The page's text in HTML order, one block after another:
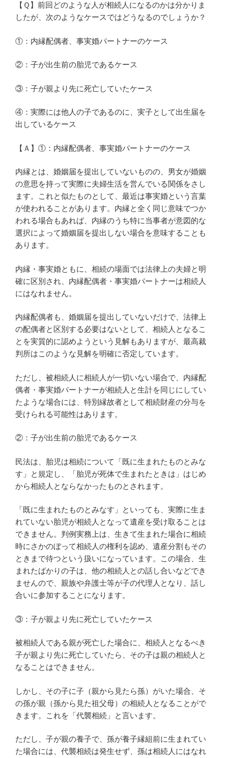
【Ｑ】前回どのような人が相続人になるのかは分かりま
したが、次のようなケースではどうなるのでしょうか？
①：内縁配偶者、事実婚パートナーのケース
②：子が出生前の胎児であるケース
③：子が親より先に死亡していたケース
④：実際には他人の子であるのに、実子として出生届を
出しているケース
【Ａ】①：内縁配偶者、事実婚パートナーのケース
内縁とは、婚姻届を提出していないものの、男女が婚姻
の意思を持って実際に夫婦生活を営んでいる関係をさし
ます。これと似たものとして、最近は事実婚という言葉
が使われることがあります。内縁と全く同じ意味でつか
われる場合もあれば、内縁のうち特に当事者が意図的な
選択によって婚姻届を提出しない場合を意味することも
あります。
内縁・事実婚ともに、相続の場面では法律上の夫婦と明
確に区別され、内縁配偶者・事実婚パートナーは相続人
にはなれません。
内縁配偶者も、婚姻届を提出していないだけで、法律上
の配偶者と区別する必要はないとして、相続人となるこ
とを実質的に認めようという見解もありますが、最高裁
判所はこのような見解を明確に否定しています。
ただし、被相続人に相続人が一切いない場合で、内縁配
偶者・事実婚パートナーが相続人と生計を同じにしてい
たような場合には、特別縁故者として相続財産の分与を
受けられる可能性はあります。
②：子が出生前の胎児であるケース
民法は、胎児は相続について「既に生まれたものとみな
す」と規定し、「胎児が死体で生まれたときは」はじめ
から相続人とならなかったものとされます。
「既に生まれたものとみなす」といっても、実際に生ま
れていない胎児が相続人となって遺産を受け取ることは
できません。判例実務上は、生きて生まれた場合に相続
時にさかのぼって相続人の権利を認め、遺産分割もその
ときまで待つという扱いになっています。この場合、生
まれたばかりの子は、他の相続人との話し合いなどでき
ませんので、親族や弁護士等が子の代理人となり、話し
合いに参加することになります。
③：子が親より先に死亡していたケース
被相続人である親が死亡した場合に、相続人となるべき
子が親より先に死亡していたら、その子は親の相続人と
なることはできません。
しかし、その子に子（親から見たら孫）がいた場合、そ
の孫が親（孫から見た祖父母）の相続人となることがで
きます。これを「代襲相続」と言います。
ただし、子が親の養子で、孫が養子縁組前に生まれてい
た場合には、代襲相続は発生せず、孫は相続人にはなれ